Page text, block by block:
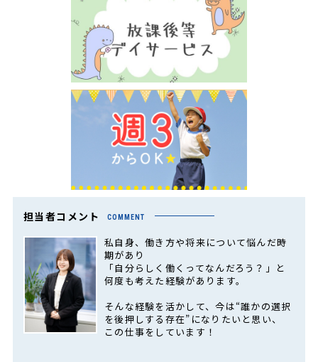
担当者コメント COMMENT
私自身、働き方や将来について悩んだ時
期があり
「自分らしく働くってなんだろう？」と
何度も考えた経験があります。
そんな経験を活かして、今は“誰かの選択
を後押しする存在”になりたいと思い、
この仕事をしています！